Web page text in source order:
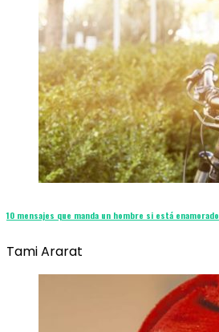
10 mensajes que manda un hombre si está enamorado
Tami Ararat